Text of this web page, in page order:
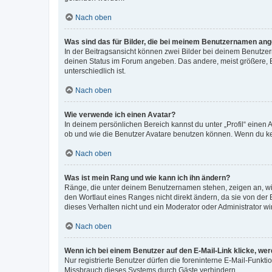
Nach oben
Was sind das für Bilder, die bei meinem Benutzernamen
In der Beitragsansicht können zwei Bilder bei deinem
deinen Status im Forum angeben. Das andere, meist
unterschiedlich ist.
Nach oben
Wie verwende ich einen Avatar?
In deinem persönlichen Bereich kannst du unter „Profil“
ob und wie die Benutzer Avatare benutzen können. Wenn du
Nach oben
Was ist mein Rang und wie kann ich ihn ändern?
Ränge, die unter deinem Benutzernamen stehen, zeigen an,
den Wortlaut eines Ranges nicht direkt ändern, da sie von
dieses Verhalten nicht und ein Moderator oder Administrator
Nach oben
Wenn ich bei einem Benutzer auf den E-Mail-Link klicke,
Nur registrierte Benutzer dürfen die foreninterne E-Mail-
Missbrauch dieses Systems durch Gäste verhindern.